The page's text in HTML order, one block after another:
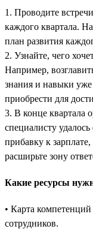
1. Проводите
каждого квартала.
план развития
2. Узнайте, чего
Например,
знания и навыки уже
приобрести для
3. В конце квартала
специалисту
прибавку к
расширьте зону
Какие ресурсы
• Карта
сотрудников.